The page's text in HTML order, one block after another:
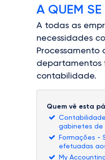
A QUEM
A todas as
necessidades
Processamento
departamentos
contabilidade.
Quem vê esta
gabinetes
Formações -
efetuadas
My